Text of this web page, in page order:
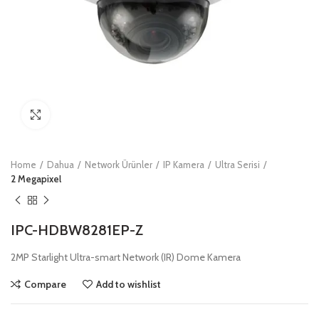
Home Dahua Network Ürünler IP Kamera
Ultra Serisi
2 Megapixel
IPC-HDBW8281EP-Z
2MP Starlight Ultra-smart Network (IR) Dome Kamera
Compare Add to wishlist